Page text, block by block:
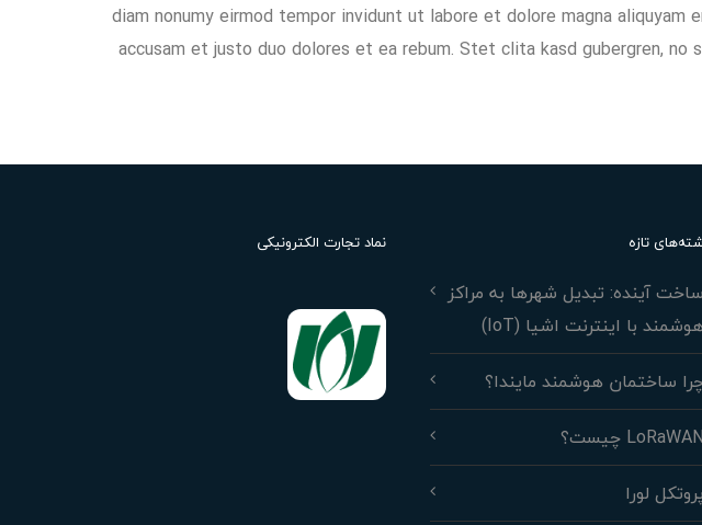
diam nonumy eirmod tempor invidunt ut labore et dolore magna aliquyam
accusam et justo duo dolores et ea rebum. Stet clita kasd gubergren, no
تازه
ساخت آینده: تبدیل شهرها به مراکز
هوشمند با اینترنت اشیا (IoT)
ساختمان هوشمند مایندا؟
LoRaWAN چیست؟
پروتکل لورا
نماد تجارت الکترونیکی